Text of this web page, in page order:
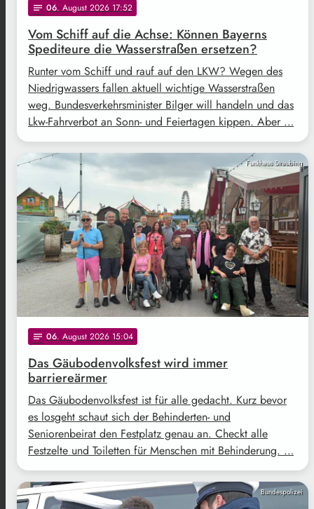
notes 06. August 2026 17:52
Vom Schiff auf die Achse: Können Bayerns
Spediteure die Wasserstraßen ersetzen?
Runter vom Schiff und rauf auf den LKW? Wegen des
Niedrigwassers fallen aktuell wichtige Wasserstraßen
weg. Bundesverkehrsminister Bilger will handeln und das
Lkw-Fahrverbot an Sonn- und Feiertagen kippen. Aber …
Funkhaus Straubing
notes 06. August 2026 15:04
Das Gäubodenvolksfest wird immer
barriereärmer
Das Gäubodenvolksfest ist für alle gedacht. Kurz bevor
es losgeht schaut sich der Behinderten- und
Seniorenbeirat den Festplatz genau an. Checkt alle
Festzelte und Toiletten für Menschen mit Behinderung. …
Bundespolizei